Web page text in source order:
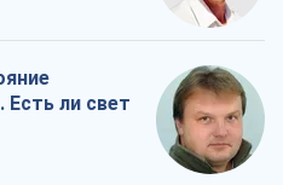
Есть ли свет